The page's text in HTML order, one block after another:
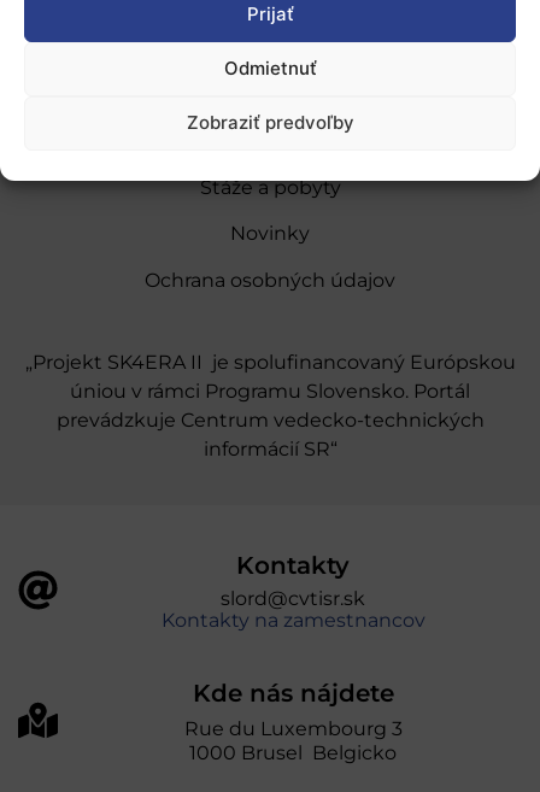
Prijať
Odmietnuť
Zobraziť predvoľby
O nás
Stáže a pobyty
Novinky
Ochrana osobných údajov
„Projekt SK4ERA II je spolufinancovaný Európskou
úniou v rámci Programu Slovensko. Portál
prevádzkuje Centrum vedecko-technických
informácií SR“
Kontakty
slord@cvtisr.sk
Kontakty na zamestnancov
Kde nás nájdete
Rue du Luxembourg 3
1000 Brusel Belgicko